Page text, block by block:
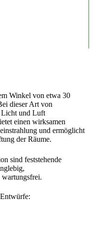
Winkel von etwa 30
dieser Art von
Licht und Luft
einen wirksamen
und ermöglicht
der Räume.
sind feststehende
wartungsfrei.